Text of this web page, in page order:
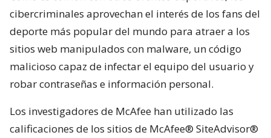
cibercriminales aprovechan el interés de los fans del
deporte más popular del mundo para atraer a los
sitios web manipulados con malware, un código
malicioso capaz de infectar el equipo del usuario y
robar contraseñas e información personal.
Los investigadores de McAfee han utilizado las
calificaciones de los sitios de McAfee® SiteAdvisor®